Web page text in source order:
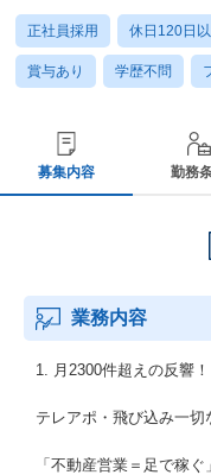
正社員採用 休日120日
賞与あり 学歴不問
募集内容 勤務
業務内容
1. 月2300件超えの反響！
テレアポ・飛び込み一切
「不動産営業＝足で稼